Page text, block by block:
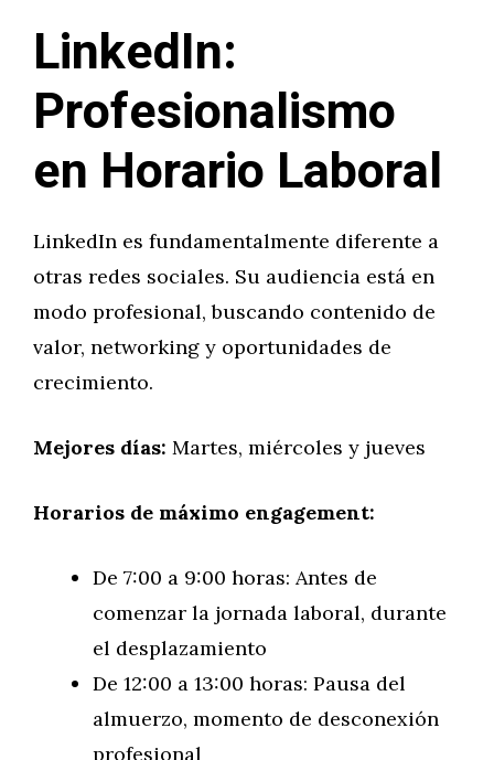
LinkedIn:
Profesionalismo
en Horario Laboral
LinkedIn es fundamentalmente diferente a
otras redes sociales. Su audiencia está en
modo profesional, buscando contenido de
valor, networking y oportunidades de
crecimiento.
Mejores días: Martes, miércoles y jueves
Horarios de máximo engagement:
De 7:00 a 9:00 horas: Antes de
comenzar la jornada laboral, durante
el desplazamiento
De 12:00 a 13:00 horas: Pausa del
almuerzo, momento de desconexión
profesional